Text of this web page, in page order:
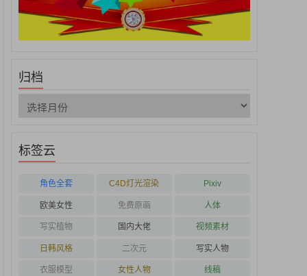
归档
标签云
角色全套 C4D灯光渲染 Pixiv
欧美女性 免费原画 人体
写实植物 国内大佬 视频素材
日韩风格 二次元 写实人物
衣服模型 女性人物 线稿